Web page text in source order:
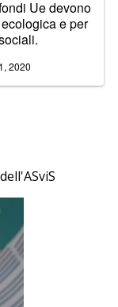
Ue devono
e per
2020